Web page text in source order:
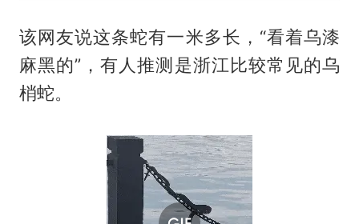
该网友说这条蛇有一米多长，“看着乌漆
麻黑的”，有人推测是浙江比较常见的乌
梢蛇。